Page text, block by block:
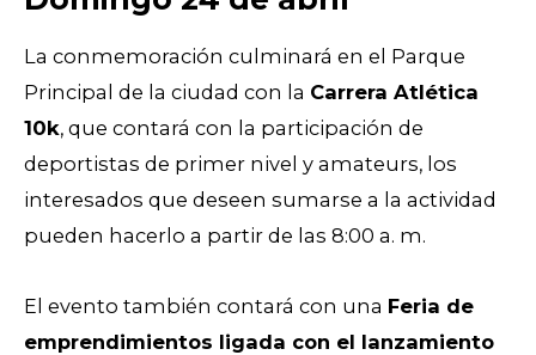
La conmemoración culminará en el Parque
Principal de la ciudad con la Carrera Atlética
10k, que contará con la participación de
deportistas de primer nivel y amateurs, los
interesados que deseen sumarse a la actividad
pueden hacerlo a partir de las 8:00 a. m.
El evento también contará con una Feria de
emprendimientos ligada con el lanzamiento